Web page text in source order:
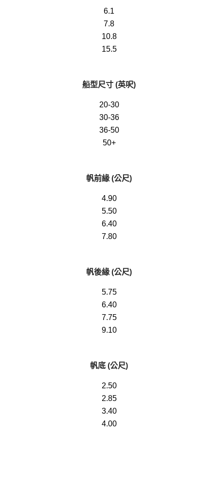
6.1
7.8
10.8
15.5
船型尺寸 (英呎)
20-30
30-36
36-50
50+
帆前緣 (公尺)
4.90
5.50
6.40
7.80
帆後緣 (公尺)
5.75
6.40
7.75
9.10
帆底 (公尺)
2.50
2.85
3.40
4.00